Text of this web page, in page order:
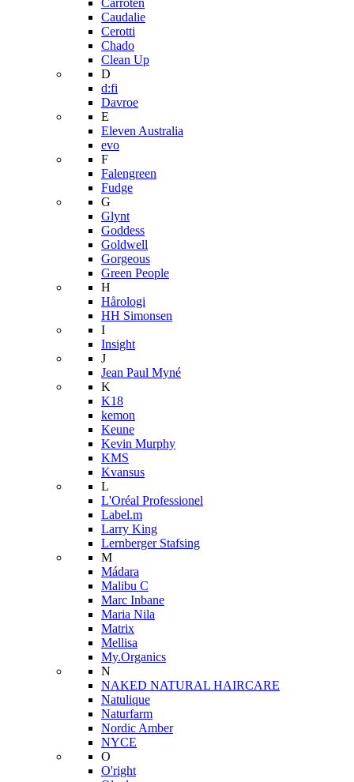
Caudalie
Cerotti
Chado
Clean Up
D
d:fi
Davroe
E
Eleven Australia
evo
F
Falengreen
Fudge
G
Glynt
Goddess
Goldwell
Gorgeous
Green People
H
Hårologi
HH Simonsen
I
Insight
J
Jean Paul Myné
K
K18
kemon
Keune
Kevin Murphy
KMS
Kvansus
L
L'Oréal Professionel
Label.m
Larry King
Lernberger Stafsing
M
Mádara
Malibu C
Marc Inbane
Maria Nila
Matrix
Mellisa
My.Organics
N
NAKED NATURAL HAIRCARE
Natulique
Naturfarm
Nordic Amber
NYCE
O
O'right